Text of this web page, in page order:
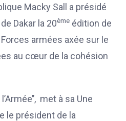
Macky Sall a présidé
Dakar la 20ème édition de
armées axée sur le
au cœur de la cohésion
met à sa Une
le président de la